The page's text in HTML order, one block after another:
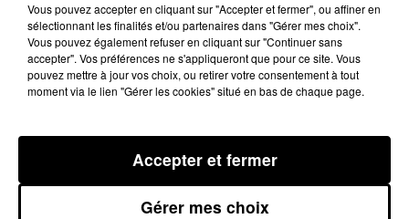
21 février 2025 - 4 min 13 sec
LES INFOS DU BÉARN DU 21/02/2025 À 06H59
Vous pouvez accepter en cliquant sur "Accepter et fermer", ou affiner en
sélectionnant les finalités et/ou partenaires dans "Gérer mes choix".
Vous pouvez également refuser en cliquant sur "Continuer sans
accepter". Vos préférences ne s'appliqueront que pour ce site. Vous
pouvez mettre à jour vos choix, ou retirer votre consentement à tout
moment via le lien "Gérer les cookies" situé en bas de chaque page.
Gérer mes choix
Accepter et fermer